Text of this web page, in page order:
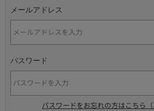
メールアドレス
パスワード
パスワードをお忘れの方はこちら（